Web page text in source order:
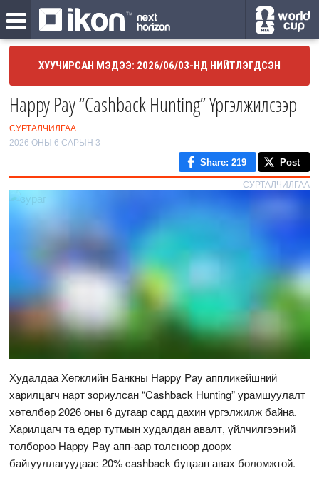
ХУУЧИРСАН МЭДЭЭ: 2026/06/03-НД НИЙТЛЭГДСЭН
Happy Pay “Cashback Hunting” Үргэлжилсээр
СУРТАЛЧИЛГАА
2026 ОНЫ 6 САРЫН 3
Share: 219 Post
СУРТАЛЧИЛГАА
Худалдаа Хөгжлийн Банкны Happy Pay аппликейшний
харилцагч нарт зориулсан “Cashback Hunting” урамшуулалт
хөтөлбөр 2026 оны 6 дугаар сард дахин үргэлжилж байна.
Харилцагч та өдөр тутмын худалдан авалт, үйлчилгээний
төлбөрөө Happy Pay апп-аар төлснөөр доорх
байгууллагуудаас 20% cashback буцаан авах боломжтой.